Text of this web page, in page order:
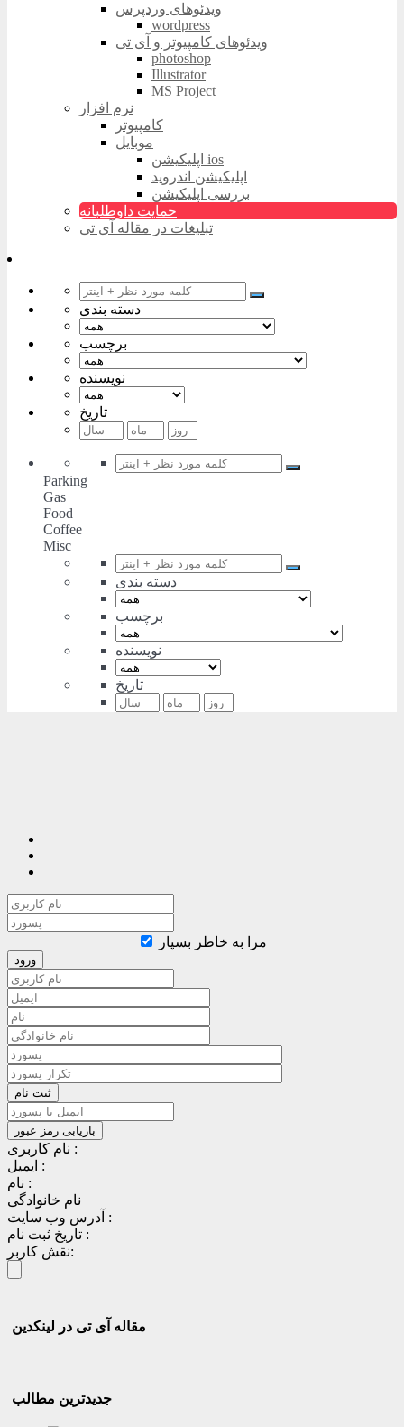
ویدئوهای وردپرس
wordpress
ویدئوهای کامپیوتر و آی تی
photoshop
Illustrator
MS Project
نرم افزار
کامپیوتر
موبایل
اپلیکیشن ios
اپلیکیشن اندروید
بررسی اپلیکیشن
حمایت داوطلبانه
تبلیغات در مقاله آی تی
دسته بندی
برچسب
نویسنده
تاریخ
Parking
Gas
Food
Coffee
Misc
دسته بندی
برچسب
نویسنده
تاریخ
مرا به خاطر بسپار
نام کاربری :
ایمیل :
نام :
نام خانوادگی
آدرس وب سایت :
تاریخ ثبت نام :
نقش کاربر:
مقاله آی تی در لینکدین
جدیدترین مطالب